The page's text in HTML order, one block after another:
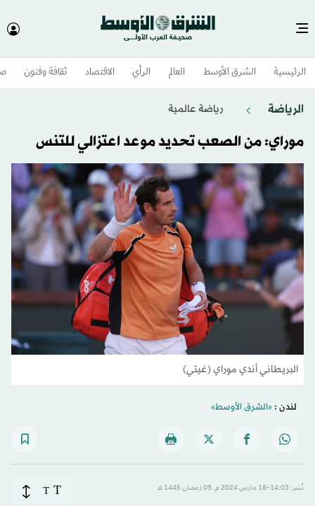
الرئيسية الشرق الأوسط​ العالم الرأي الاقتصاد ثقافة وفنون
الرياضة رياضة عالمية
موراي: من الصعب تحديد موعد اعتزالي للتنس
البريطاني أندي موراي (غيتي)
لندن :«الشرق الأوسط»
نُشر: 14:03-18 مارس 2024 م ـ 09 رَمضان 1445 هـ T
T